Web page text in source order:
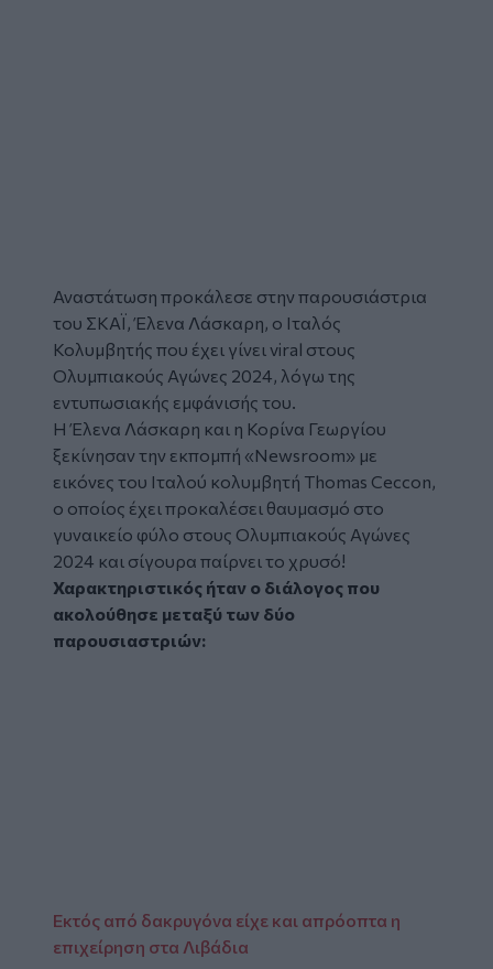
Αναστάτωση προκάλεσε στην παρουσιάστρια
του ΣΚΑΪ, Έλενα Λάσκαρη, ο Ιταλός
Κολυμβητής που έχει γίνει viral στους
Ολυμπιακούς Αγώνες 2024, λόγω της
εντυπωσιακής εμφάνισής του.
Η Έλενα Λάσκαρη και η Κορίνα Γεωργίου
ξεκίνησαν την εκπομπή «Newsroom» με
εικόνες του Ιταλού κολυμβητή Thomas Ceccon,
ο οποίος έχει προκαλέσει θαυμασμό στο
γυναικείο φύλο στους Ολυμπιακούς Αγώνες
2024 και σίγουρα παίρνει το χρυσό!
Χαρακτηριστικός ήταν ο διάλογος που
ακολούθησε μεταξύ των δύο
παρουσιαστριών:
Εκτός από δακρυγόνα είχε και απρόοπτα η
επιχείρηση στα Λιβάδια